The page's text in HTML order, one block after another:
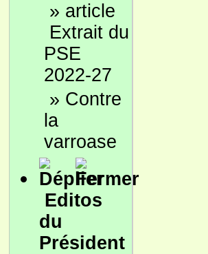
»
Extrait du
PSE
2022-27
» Contre
la
varroase
Editos
du
Président